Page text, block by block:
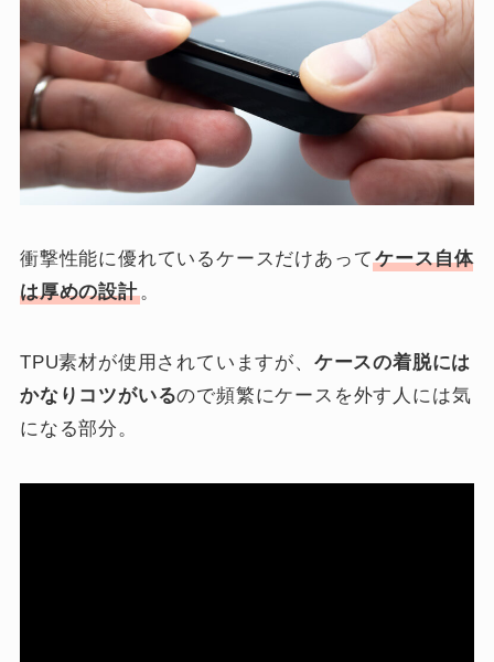
衝撃性能に優れているケースだけあってケース自体
は厚めの設計。
TPU素材が使用されていますが、 ケースの着脱には
かなりコツがいるので頻繁にケースを外す人には気
になる部分。